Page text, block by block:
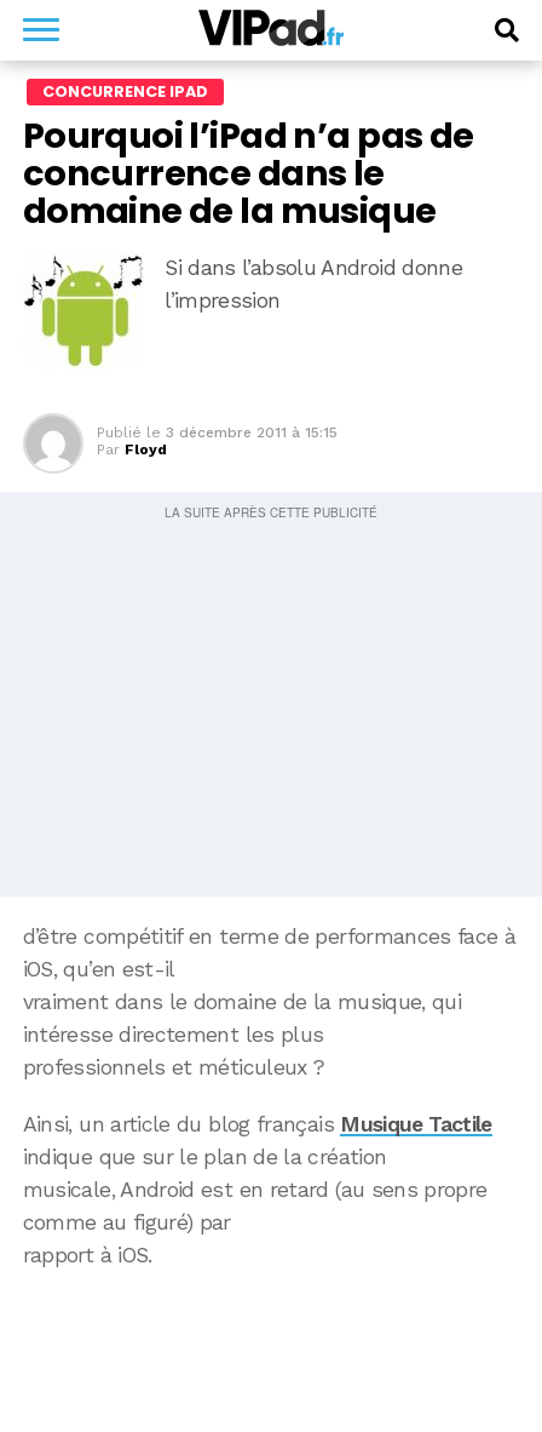
CONCURRENCE IPAD
Pourquoi l’iPad n’a pas de
concurrence dans le
domaine de la musique
Si dans l’absolu Android donne
l’impression
Publié le 3 décembre 2011 à 15:15
Par Floyd
d’être compétitif en terme de performances face à
iOS, qu’en est-il
vraiment dans le domaine de la musique, qui
intéresse directement les plus
professionnels et méticuleux ?
Ainsi, un article du blog français Musique Tactile
indique que sur le plan de la création
musicale, Android est en retard (au sens propre
comme au figuré) par
rapport à iOS.